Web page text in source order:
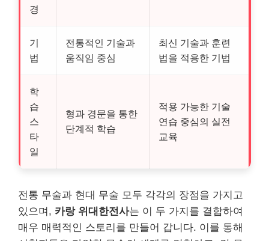
경
기
법
전통적인 기술과
움직임 중심
최신 기술과 훈련
법을 적용한 기법
학
습
스
타
일
형과 경문을 통한
단계적 학습
적용 가능한 기술
연습 중심의 실전
교육
전통 무술과 현대 무술 모두 각각의 장점을 가지고
있으며, 카랑 위대한전사는 이 두 가지를 결합하여
매우 매력적인 스토리를 만들어 갑니다. 이를 통해